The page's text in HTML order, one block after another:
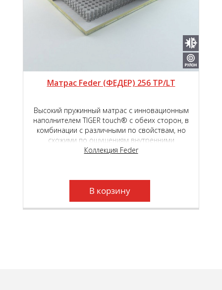
Матрас Feder (ФЕДЕР) 256 TP/LT
Высокий пружинный матрас с инновационным
наполнителем TIGER touch® с обеих сторон, в
комбинации с различными по свойствам, но
схожими по ощущениям внутренними
наполнителями - высокоэластичной пены Roll
Независимый пружинный блок Roll Feder TFK,
который находится в основе матраса, создаст
Коллекция Feder
В корзину